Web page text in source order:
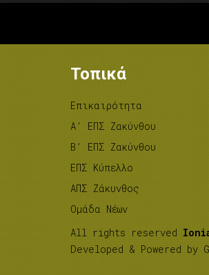
Τοπικά
Επικαιρότητα
A’ ΕΠΣ Ζακύνθου
B’ ΕΠΣ Ζακύνθου
ΕΠΣ Κύπελλο
ΑΠΣ Ζάκυνθος
Ομάδα Νέων
All rights reserved
Developed & Powered by